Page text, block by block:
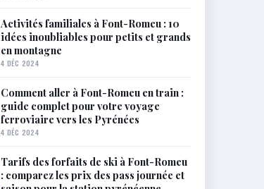
Activités familiales à Font-Romeu : 10
idées inoubliables pour petits et grands
en montagne
4 DÉC 2024
Comment aller à Font-Romeu en train :
guide complet pour votre voyage
ferroviaire vers les Pyrénées
4 DÉC 2024
Tarifs des forfaits de ski à Font-Romeu
: comparez les prix des pass journée et